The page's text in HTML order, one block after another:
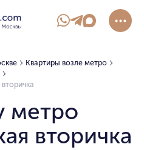
Квартиры возле метро
метро
вторичка